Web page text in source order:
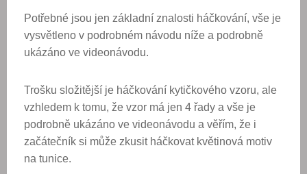
Potřebné jsou jen základní znalosti háčkování, vše je
vysvětleno v podrobném návodu níže a podrobně
ukázáno ve videonávodu.
Trošku složitější je háčkování kytičkového vzoru, ale
vzhledem k tomu, že vzor má jen 4 řady a vše je
podrobně ukázáno ve videonávodu a věřím, že i
začátečník si může zkusit háčkovat květinová motiv
na tunice.